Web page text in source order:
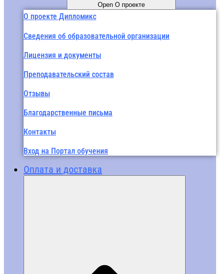
Open О проекте
О проекте Дипломикс
Сведения об образовательной организации
Лицензия и документы
Преподавательский состав
Отзывы
Благодарственные письма
Контакты
Вход на Портал обучения
Оплата и доставка